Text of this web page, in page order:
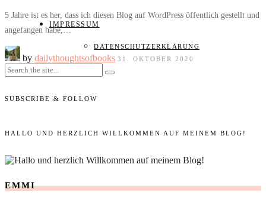
IMPRESSUM
DATENSCHUTZERKLÄRUNG
5 Jahre ist es her, dass ich diesen Blog auf WordPress öffentlich gestellt und
angefangen habe,…
by dailythoughtsofbooks 31. OKTOBER 2020
SUBSCRIBE & FOLLOW
HALLO UND HERZLICH WILLKOMMEN AUF MEINEM BLOG!
EMMI